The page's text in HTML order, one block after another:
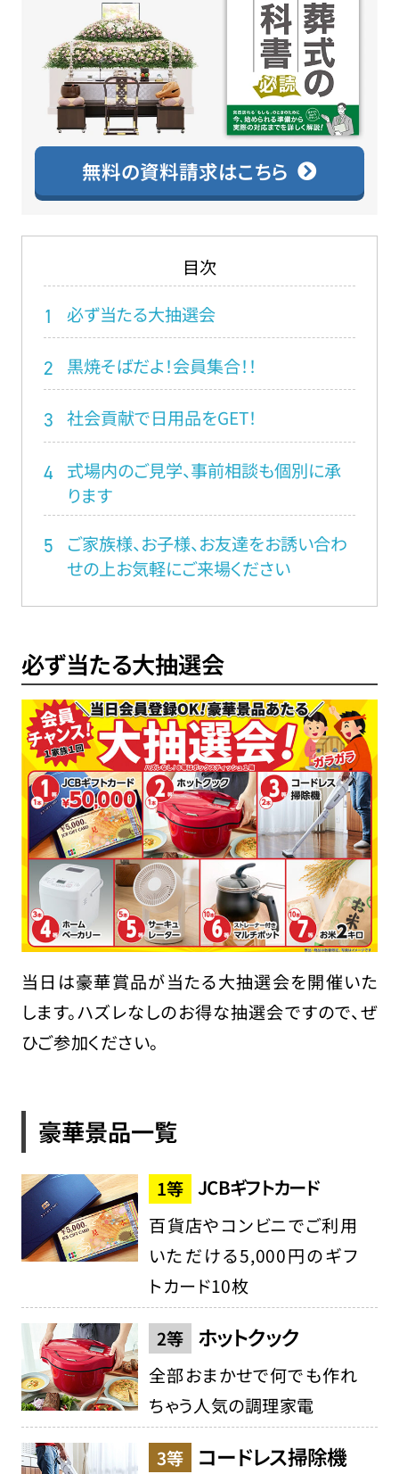
無料の資料請求はこちら
目次
1 必ず当たる大抽選会
2 黒焼そばだよ！会員集合！！
3 社会貢献で日用品をGET！
4
式場内のご見学、事前相談も個別に承
ります
5
ご家族様、お子様、お友達をお誘い合わ
せの上お気軽にご来場ください
必ず当たる大抽選会
当日は豪華賞品が当たる大抽選会を開催いた
します。ハズレなしのお得な抽選会ですので、ぜ
ひご参加ください。
豪華景品一覧
1等 JCBギフトカード
百貨店やコンビニでご利用
いただける5,000円のギフ
トカード10枚
2等 ホットクック
全部おまかせで何でも作れ
ちゃう人気の調理家電
3等 コードレス掃除機